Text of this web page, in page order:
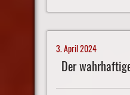
3. April 2024